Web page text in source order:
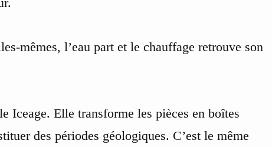
mêmes, l’eau part et le chauf­fage retrouve son
Iceage. Elle transforme les pièces en boîtes
des périodes géologiques. C’est le même